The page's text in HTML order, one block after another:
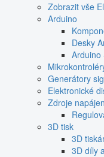
Zobrazit vše
Arduino
Desky
Arduino
Generátory
Elektronické
Zdroje
3D tisk
3D
3D díly